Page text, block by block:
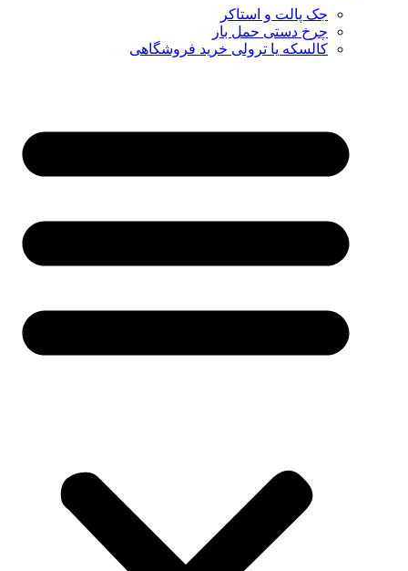
جک پالت و استاکر
چرخ دستی حمل بار
کالسکه یا ترولی خرید فروشگاهی